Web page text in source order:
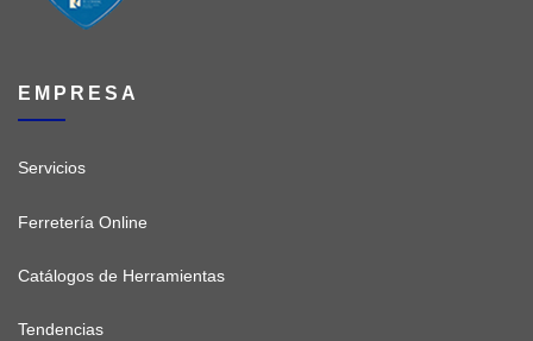
EMPRESA
Servicios
Ferretería Online
Catálogos de Herramientas
Tendencias